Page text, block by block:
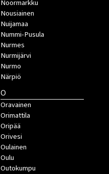
Noormarkku
Nousiainen
Nuijamaa
Nummi-Pusula
Nurmes
Nurmijärvi
Nurmo
Närpiö
O
Oravainen
Orimattila
Oripää
Orivesi
Oulainen
Oulu
Outokumpu